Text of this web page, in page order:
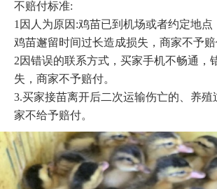
不赔付标准:
1因人为原因:鸡苗已到机场或者约定地点
鸡苗邂留时间过长造成损失，商家不予赔
2因错误的联系方式，买家手机不畅通，
失，商家不予赔付。
3.买家接苗离开后二次运输伤亡的、养殖
家不给予赔付。